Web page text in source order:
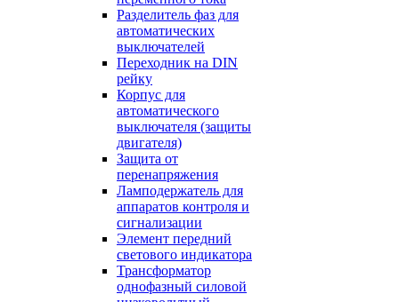
Разделитель фаз для
автоматических
выключателей
Переходник на DIN
рейку
Корпус для
автоматического
выключателя (защиты
двигателя)
Защита от
перенапряжения
Ламподержатель для
аппаратов контроля и
сигнализации
Элемент передний
светового индикатора
Трансформатор
однофазный силовой